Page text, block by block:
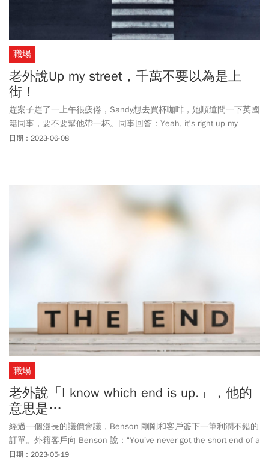
職場
老外說Up my street，千萬不要以為是上
街！
趕案子趕了一上午很疲倦，Sandy想去買杯咖啡，她順道問一下英國
籍同事，要不要幫他帶一杯。同事回答：Yeah, it's right up my
street.Sandy覺得這同事要求會不會太多，還得去哪個街上買咖啡，
日期：2023-06-08
職場
老外說「I know which end is up.」，他的
意思是…
經過一個漫長的議價會議，Benson 剛剛和客戶簽下一筆利潤不錯的
訂單。外籍客戶向 Benson 說：“You’ve never got the short end of a
deal.”這是什麼意思呢？難道是指，合約太短嗎？Short end 可不是
日期：2023-05-19